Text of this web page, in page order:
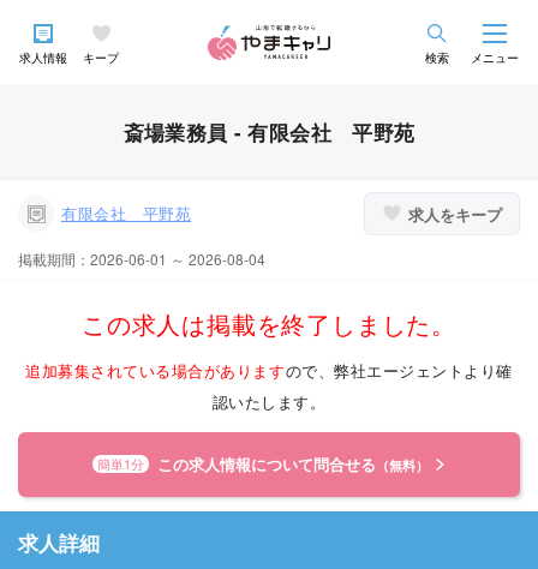
求人情報 キープ 検索 メニュー
斎場業務員 - 有限会社 平野苑
有限会社 平野苑 求人をキープ
掲載期間：2026-06-01 ～ 2026-08-04
この求人は掲載を終了しました。
追加募集されている場合がありますので、弊社エージェントより確
認いたします。
簡単1分 この求人情報について問合せる （無料）
求人詳細